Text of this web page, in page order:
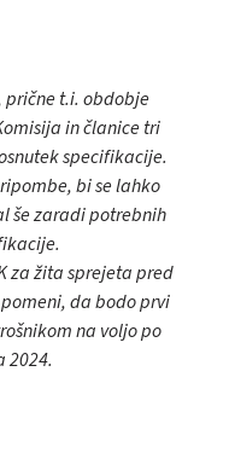
t.i. obdobje
in članice tri
specifikacije.
bi se lahko
še zaradi potrebnih
za žita sprejeta pred
da bodo prvi
na voljo po
2024.